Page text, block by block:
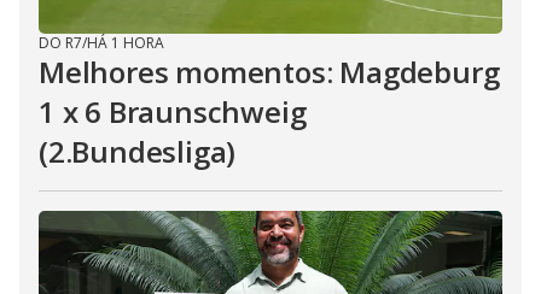
DO R7/HÁ 1 HORA
Melhores momentos: Magdeburg
1 x 6 Braunschweig
(2.Bundesliga)